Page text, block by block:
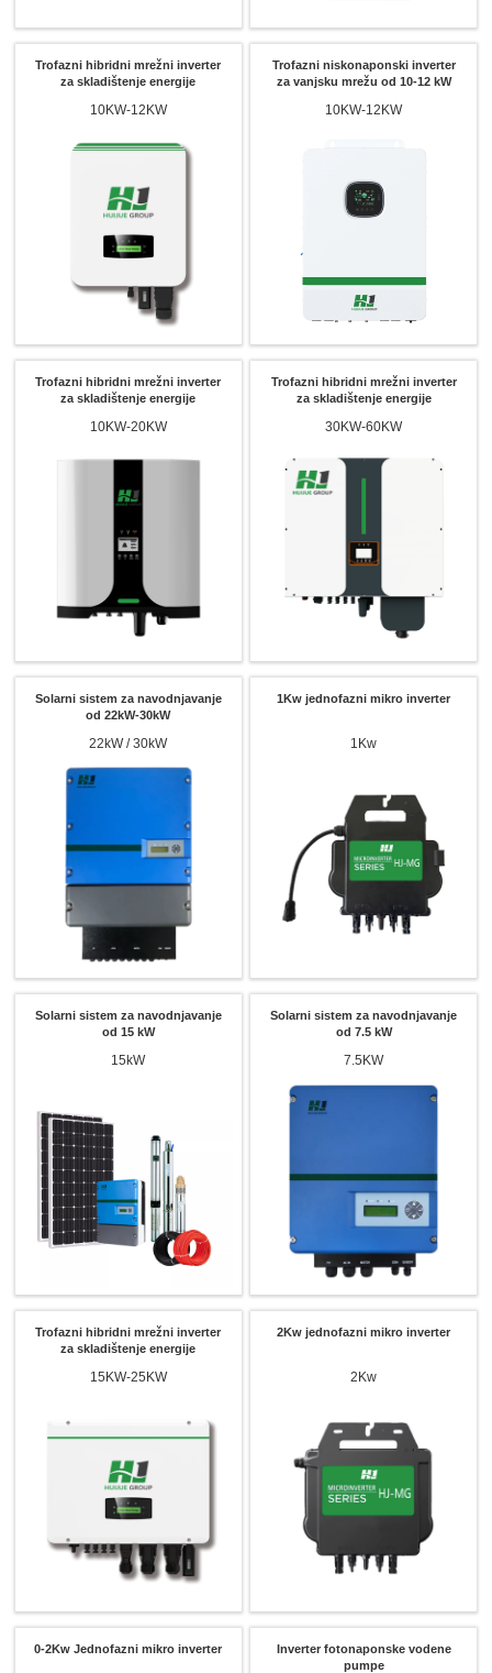
Trofazni hibridni mrežni inverter
za skladištenje energije
10KW-12KW
Trofazni niskonaponski inverter
za vanjsku mrežu od 10-12 kW
10KW-12KW
Trofazni hibridni mrežni inverter
za skladištenje energije
10KW-20KW
Trofazni hibridni mrežni inverter
za skladištenje energije
30KW-60KW
Solarni sistem za navodnjavanje
od 22kW-30kW
22kW / 30kW
1Kw jednofazni mikro inverter
1Kw
Solarni sistem za navodnjavanje
od 15 kW
15kW
Solarni sistem za navodnjavanje
od 7.5 kW
7.5KW
Trofazni hibridni mrežni inverter
za skladištenje energije
15KW-25KW
2Kw jednofazni mikro inverter
2Kw
0-2Kw Jednofazni mikro inverter
Inverter fotonaponske vodene
pumpe